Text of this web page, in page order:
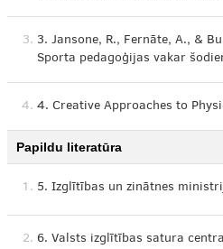
3. 3. Jansone, R., Fernāte, A., &
Sporta pedagoģijas vakar
4. 4. Creative Approaches to
Papildu literatūra
1. 5. Izglītības un zinātnes
2. 6. Valsts izglītības satura